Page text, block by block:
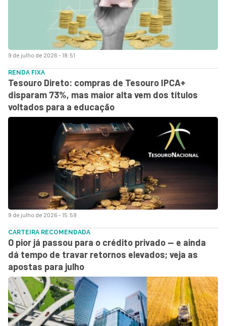
9 de julho de 2026 - 18:51
9 de julho de 2026 - 15:59
RENDA FIXA
Tesouro Direto: compras de Tesouro IPCA+
disparam 73%, mas maior alta vem dos títulos
voltados para a educação
CARTEIRA RECOMENDADA
O pior já passou para o crédito privado — e ainda
dá tempo de travar retornos elevados; veja as
apostas para julho